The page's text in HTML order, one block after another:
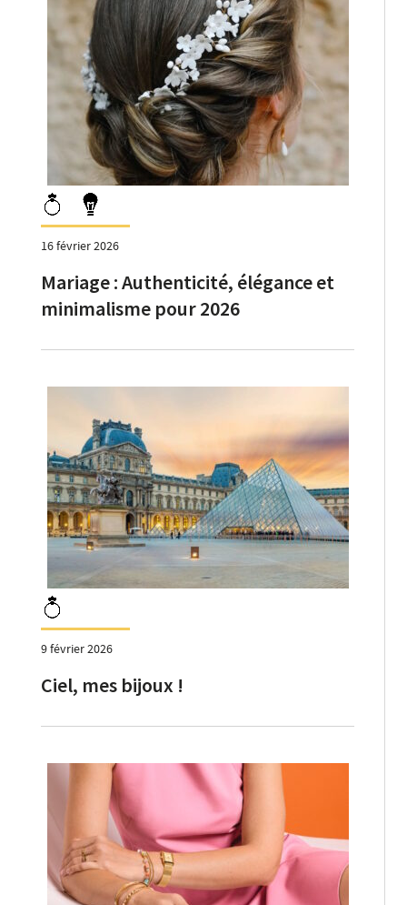
16 février 2026
Mariage : Authenticité, élégance et
minimalisme pour 2026
9 février 2026
Ciel, mes bijoux !